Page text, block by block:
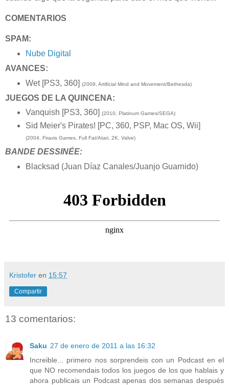
COMENTARIOS
SPAM:
Nube Digital
AVANCES:
Wet [PS3, 360] (2009, Artificial Mind and Movement/Bethesda)
JUEGOS DE LA QUINCENA:
Vanquish [PS3, 360] (2010, Platinum Games/SEGA)
Sid Meier's Pirates! [PC, 360, PSP, Mac OS, Wii]
(2004, Firaxis Games, Full Fat/Atari, 2K, Valve)
BANDE DESSINÉE:
Blacksad (Juan Díaz Canales/Juanjo Guarnido)
Kristofer en 15:57
Compartir
13 comentarios:
Saku 27 de enero de 2011 a las 16:32
Increible... primero nos sorprendeis con un Podcast en el
que NO recomendais todos los juegos de los que hablais y
ahora publicais un Podcast apenas dos semanas después